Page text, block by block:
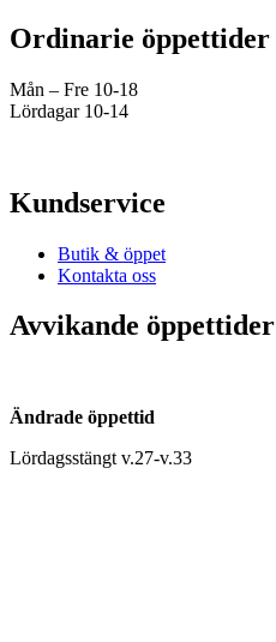
Ordinarie öppettider
Mån – Fre 10-18
Lördagar 10-14
Kundservice
Butik & öppet
Kontakta oss
Avvikande öppettider
Ändrade öppettid
Lördagsstängt v.27-v.33